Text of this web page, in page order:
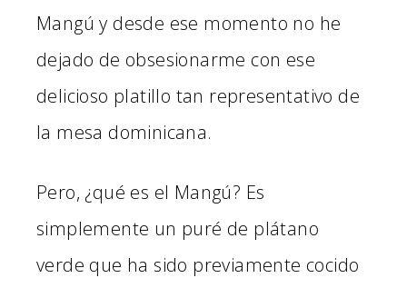
Mangú y desde ese momento no he
dejado de obsesionarme con ese
delicioso platillo tan representativo de
la mesa dominicana.
Pero, ¿qué es el Mangú? Es
simplemente un puré de plátano
verde que ha sido previamente cocido